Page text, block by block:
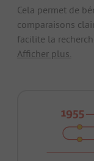
Cela permet de
comparaisons
facilite la
Afficher plus.